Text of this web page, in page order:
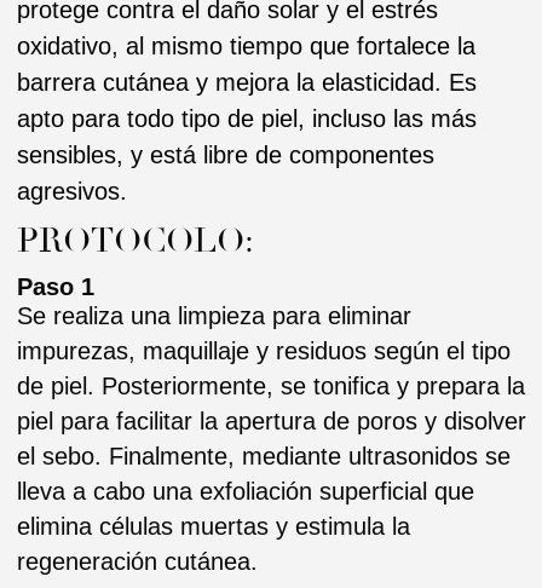
Paso 2
Las cápsulas de micelas submicronizadas
funcionan como un imán, atraen y eliminan
impurezas y maquillaje; cuando entran en
contacto con la piel, se descomponen y liberan
surfactantes suaves que también permiten un
en el área del contorno de ojos. Contiene
humectantes y agentes calmantes; equilibra el
pH de la piel, preparándola para la exfoliación.
Paso 3
El exfoliante, enriquecido con Papaya Carica
natural, antioxidantes, flavonoides y taninos
reafirmantes, retira suavemente la capa
externa y dañada de la piel al tiempo que
descompone los radicales libres, sin causar
enrojecimiento.
Toner sin alcohol que completa el proceso de
el sebo. Finalmente, mediante ultrasonidos se
lleva a cabo una exfoliación superficial que
elimina células muertas y estimula la
regeneración cutánea.